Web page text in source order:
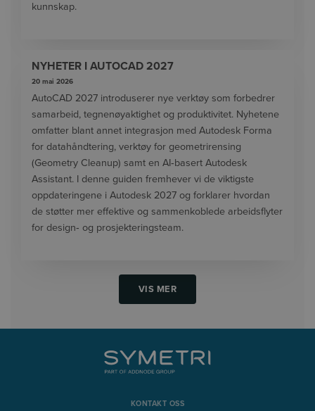
kunnskap.
NYHETER I AUTOCAD 2027
20 mai 2026
AutoCAD 2027 introduserer nye verktøy som forbedrer
samarbeid, tegnenøyaktighet og produktivitet. Nyhetene
omfatter blant annet integrasjon med Autodesk Forma
for datahåndtering, verktøy for geometrirensing
(Geometry Cleanup) samt en AI‑basert Autodesk
Assistant. I denne guiden fremhever vi de viktigste
oppdateringene i Autodesk 2027 og forklarer hvordan
de støtter mer effektive og sammenkoblede arbeidsflyter
for design‑ og prosjekteringsteam.
VIS MER
KONTAKT OSS